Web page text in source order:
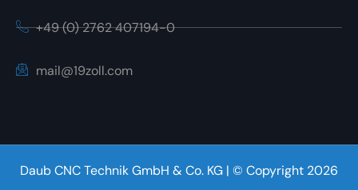
+49 (0) 2762 407194-0
mail@19zoll.com
Daub CNC Technik GmbH & Co. KG | © Copyright 2026